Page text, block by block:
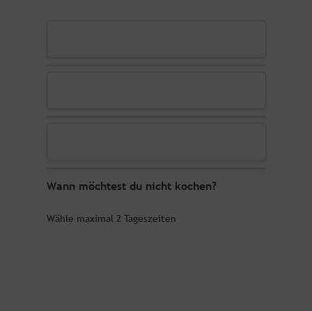
Wann möchtest du nicht kochen?
Wähle maximal 2 Tageszeiten